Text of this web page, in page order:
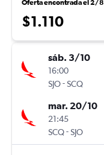
Oferta encontrada el 2/8
$1.110
sáb. 3/10
16:00
SJO-SCQ
mar. 20/10
21:45
SCQ-SJO